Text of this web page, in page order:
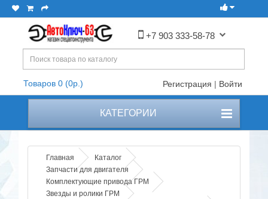
+7 903 333-58-78
Товаров 0 (0р.) Регистрация | Войти
КАТЕГОРИИ
Главная
Каталог
Запчасти для двигателя
Комплектующие привода ГРМ
Звезды и ролики ГРМ